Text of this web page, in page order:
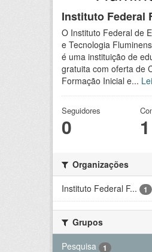
Instituto Federal
O Instituto Federal de
e Tecnologia
é uma instituição de
gratuita com oferta de
Formação Inicial e...
Seguidores
0 1
Organizações
Instituto Federal F...
1
Grupos
Pesquisa
1